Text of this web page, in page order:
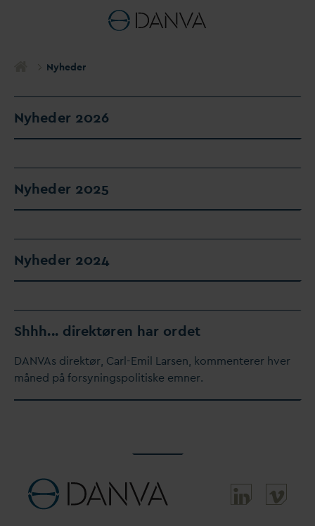
Nyheder
Nyheder 2026
Nyheder 2025
Nyheder 2024
Shhh... direktøren har ordet
DANVAs direktør, Carl-Emil Larsen, kommenterer hver
måned på forsyningspolitiske emner.